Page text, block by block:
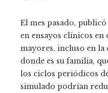
El mes pasado,
en ensayos clínicos en
mayores, incluso en la
donde es su familia,
los ciclos periódicos
simulado podrían